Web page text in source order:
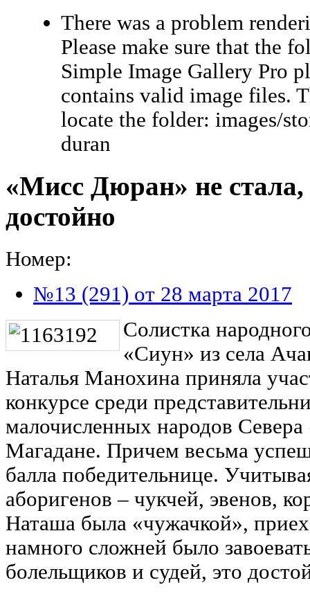
There was a problem
Please make sure that the
Simple Image Gallery Pro
contains valid image files.
locate the folder: images/
duran
«Мисс Дюран» не
достойно
Номер:
№13 (291) от 28 марта 2017
Солистка
«Сиун» из села
Наталья Манохина приняла
конкурсе среди
малочисленных народов
Магадане. Причем весьма
балла победительнице.
аборигенов – чукчей, эвенов,
Наташа была «чужачкой»,
намного сложней было
болельщиков и судей, это